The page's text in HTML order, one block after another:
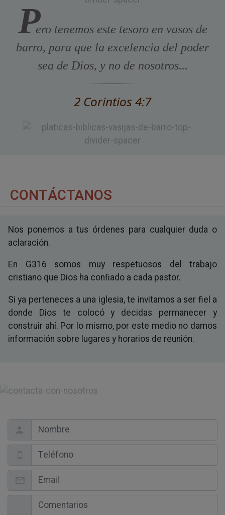
Pero tenemos este tesoro en vasos de
barro, para que la excelencia del poder
sea de Dios, y no de nosotros...
2 Corintios 4:7
CONTÁCTANOS
Nos ponemos a tus órdenes para cualquier duda o
aclaración.
En G316 somos muy respetuosos del trabajo
cristiano que Dios ha confiado a cada pastor.
Si ya perteneces a una iglesia, te invitamos a ser fiel a
donde Dios te colocó y decidas permanecer y
construir ahí. Por lo mismo, por este medio no damos
información sobre lugares y horarios de reunión.